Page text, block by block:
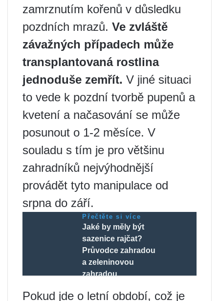
zamrznutím kořenů v důsledku
pozdních mrazů. Ve zvláště
závažných případech může
transplantovaná rostlina
jednoduše zemřít. V jiné situaci
to vede k pozdní tvorbě pupenů a
kvetení a načasování se může
posunout o 1-2 měsíce. V
souladu s tím je pro většinu
zahradníků nejvýhodnější
provádět tyto manipulace od
srpna do září.
Přečtěte si více
Jaké by měly být
sazenice rajčat?
Průvodce zahradou
a zeleninovou
zahradou
Pokud jde o letní období, což je